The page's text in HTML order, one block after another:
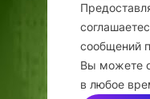
сообщений
Вы можете
в любое